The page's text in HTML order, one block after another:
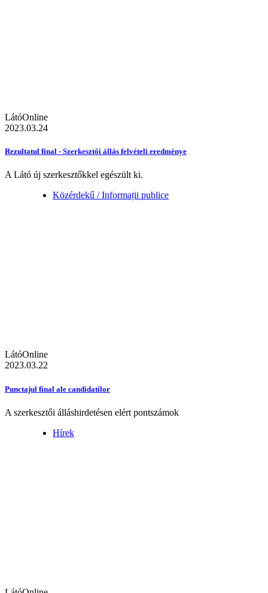
LátóOnline
2023.03.24
Rezultatul final - Szerkesztői állás felvételi eredménye
A Látó új szerkesztőkkel egészült ki.
Közérdekű / Informații publice
LátóOnline
2023.03.22
Punctajul final ale candidatilor
A szerkesztői álláshirdetésen elért pontszámok
Hírek